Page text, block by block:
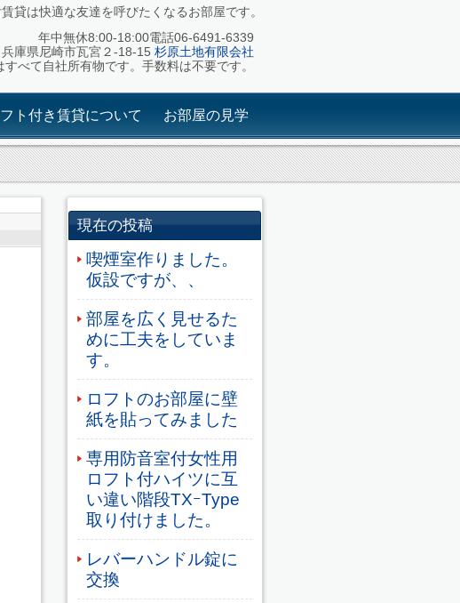
貸は快適な友達を呼びたくなるお部屋です。
年中無休8:00-18:00電話06-6491-6339
庫県尼崎市瓦宮２-18-15 杉原土地有限会社
べて自社所有物です。手数料は不要です。
ト付き賃貸について お部屋の見学
現在の投稿
喫煙室作りました。
仮設ですが、、
部屋を広く見せるた
めに工夫をしていま
す。
ロフトのお部屋に壁
紙を貼ってみました
専用防音室付女性用
ロフト付ハイツに互
い違い階段TXｰType
取り付けました。
レバーハンドル錠に
交換